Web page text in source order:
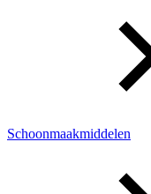
Schoonmaakmiddelen